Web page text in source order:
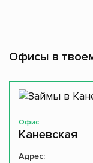
Офисы в
Офис
Каневская
Адрес: